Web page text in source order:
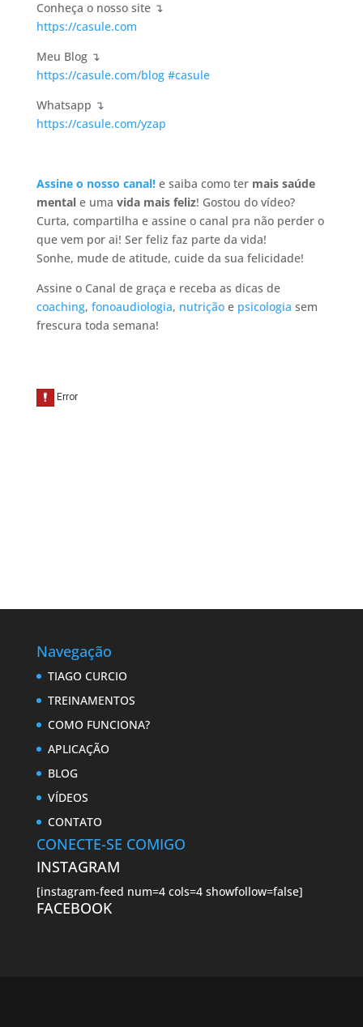
Conheça o nosso site ↴
https://casule.com
Meu Blog ↴
https://casule.com/blog #casule
Whatsapp ↴
https://casule.com/yzap
Assine o nosso canal!e saiba como ter mais saúde
mentale uma vida mais feliz! Gostou do vídeo?
Curta, compartilha e assine o canal pra não perder o
que vem por ai! Ser feliz faz parte da vida!
Sonhe, mude de atitude, cuide da sua felicidade!
Assine o Canal de graça e receba as dicas de
coaching, fonoaudiologia, nutriçãoe psicologia sem
frescura toda semana!
Navegação
TIAGO CURCIO
TREINAMENTOS
COMO FUNCIONA?
APLICAÇÃO
BLOG
VÍDEOS
CONTATO
CONECTE-SE COMIGO
INSTAGRAM
[instagram-feed num=4 cols=4 showfollow=false]
FACEBOOK